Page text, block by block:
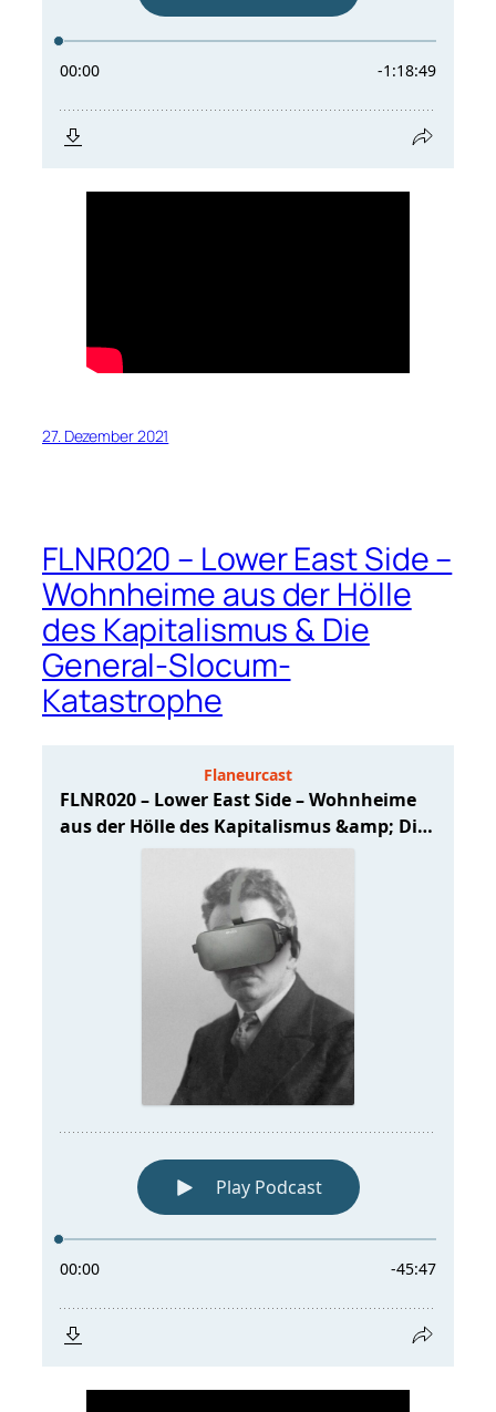
27. Dezember 2021
FLNR020 – Lower East Side –
Wohnheime aus der Hölle
des Kapitalismus & Die
General-Slocum-
Katastrophe